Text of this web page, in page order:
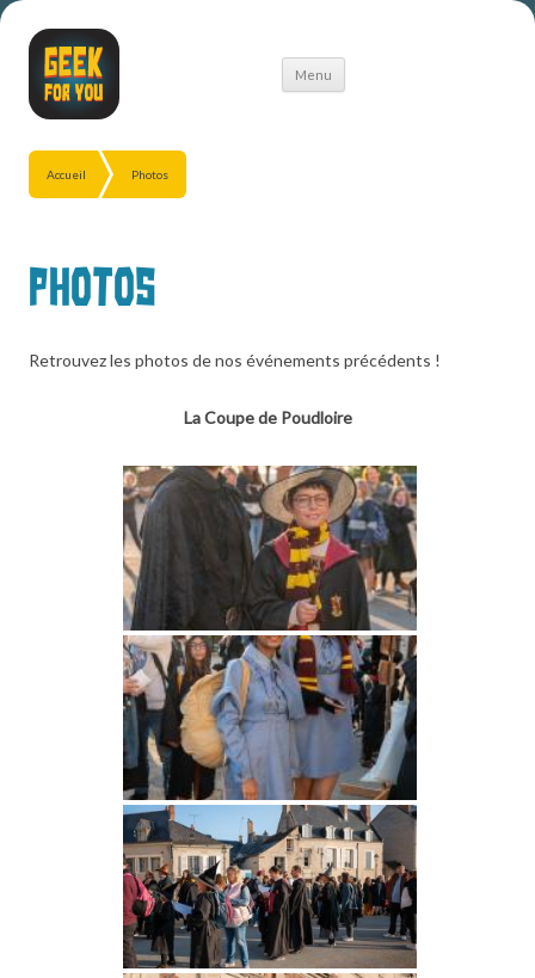
Menu
Aller
Accueil Photos
Photos
Retrouvez les photos de nos événements précédents !
La Coupe de Poudloire